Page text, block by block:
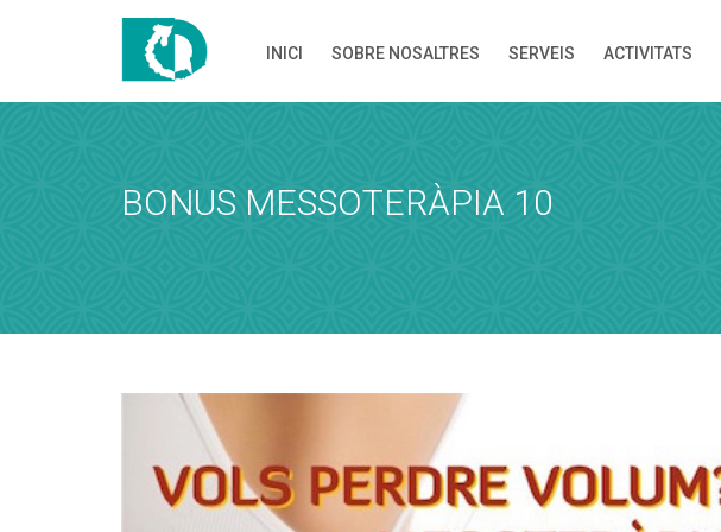
INICI SOBRE NOSALTRES SERVEIS ACTIVITATS
BONUS MESSOTERÀPIA 10